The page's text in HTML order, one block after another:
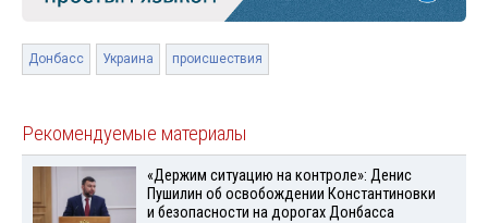
Донбасс Украина происшествия
Рекомендуемые материалы
«Держим ситуацию на контроле»: Денис
Пушилин об освобождении Константиновки
и безопасности на дорогах Донбасса